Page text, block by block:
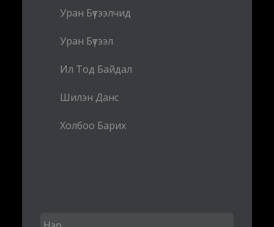
Уран Бүтээлчид
Уран Бүтээл
Ил Тод Байдал
Шилэн Данс
Холбоо Барих